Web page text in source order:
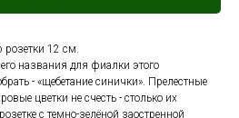
розетки 12 см.
названия для фиалки этого
- «щебетание синички». Прелестные
цветки не счесть - столько их
с темно-зелёной заостренной